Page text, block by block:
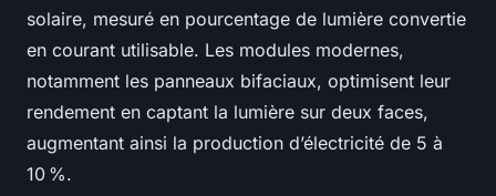
solaire, mesuré en pourcentage de lumière convertie
en courant utilisable. Les modules modernes,
notamment les panneaux bifaciaux, optimisent leur
rendement en captant la lumière sur deux faces,
augmentant ainsi la production d’électricité de 5 à
10 %.